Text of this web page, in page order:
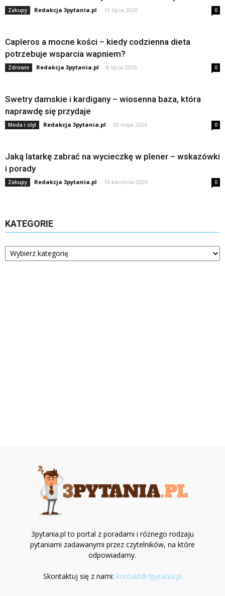
Zakupy Redakcja 3pytania.pl - 13 lipca 2026 0
Capleros a mocne kości – kiedy codzienna dieta
potrzebuje wsparcia wapniem?
Zdrowie Redakcja 3pytania.pl - 8 lipca 2026 0
Swetry damskie i kardigany – wiosenna baza, która
naprawdę się przydaje
Moda i styl Redakcja 3pytania.pl - 20 maja 2026 0
Jaką latarkę zabrać na wycieczkę w plener – wskazówki
i porady
Zakupy Redakcja 3pytania.pl - 16 kwietnia 2026 0
KATEGORIE
Kategorie
3pytania.pl to portal z poradami i różnego rodzaju
pytaniami zadawanymi przez czytelników, na które
odpowiadamy.
Skontaktuj się z nami: kontakt@3pytania.pl